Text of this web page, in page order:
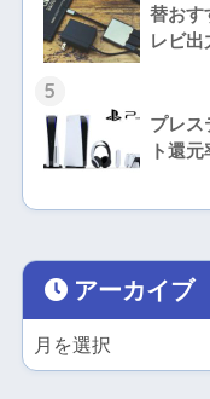
替おす
レビ
5
プレス
ト還
アーカイブ